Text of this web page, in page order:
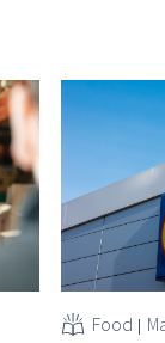
Food